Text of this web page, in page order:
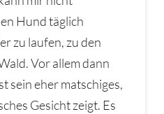
Hund täglich
zu laufen, zu den
Vor allem dann
sein eher matschiges,
Gesicht zeigt. Es